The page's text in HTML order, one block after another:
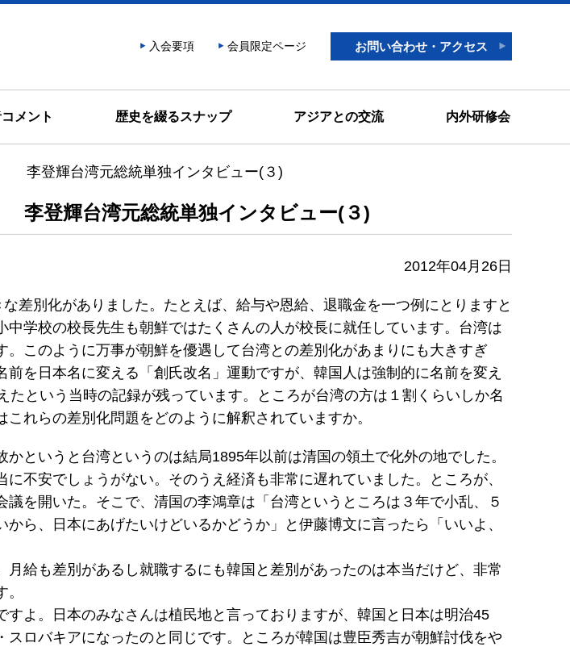
入会要項 会員限定ページ お問い合わせ・アクセス
メント 歴史を綴るスナップ アジアとの交流 内外研修会
登輝台湾元総統単独インタビュー(３)
輝台湾元総統単独インタビュー(３)
2012年04月26日
差別化がありました。たとえば、給与や恩給、退職金を一つ例にとりますと
学校の校長先生も朝鮮ではたくさんの人が校長に就任しています。台湾は
このように万事が朝鮮を優遇して台湾との差別化があまりにも大きすぎ
を日本名に変える「創氏改名」運動ですが、韓国人は強制的に名前を変え
という当時の記録が残っています。ところが台湾の方は１割くらいしか名
れらの差別化問題をどのように解釈されていますか。
というと台湾というのは結局1895年以前は清国の領土で化外の地でした。
不安でしょうがない。そのうえ経済も非常に遅れていました。ところが、
を開いた。そこで、清国の李鴻章は「台湾というところは３年で小乱、５
ら、日本にあげたいけどいるかどうか」と伊藤博文に言ったら「いいよ、
給も差別があるし就職するにも韓国と差別があったのは本当だけど、非常
よ。日本のみなさんは植民地と言っておりますが、韓国と日本は明治45
ロバキアになったのと同じです。ところが韓国は豊臣秀吉が朝鮮討伐をや